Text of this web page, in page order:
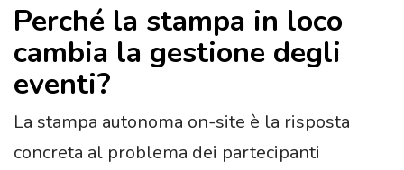
Perché la stampa in loco
cambia la gestione degli
eventi?
La stampa autonoma on-site è la risposta
concreta al problema dei partecipanti